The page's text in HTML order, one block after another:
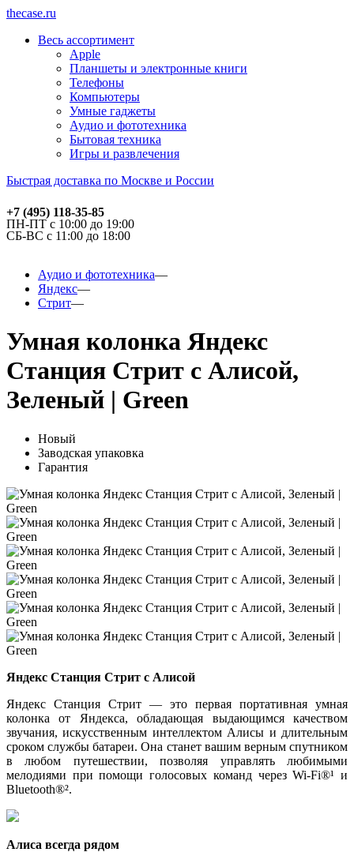
thecase.ru
Весь ассортимент
Apple
Планшеты и электронные книги
Телефоны
Компьютеры
Умные гаджеты
Аудио и фототехника
Бытовая техника
Игры и развлечения
Быстрая доставка по Москве и России
+7 (495) 118-35-85
ПН-ПТ с 10:00 до 19:00
СБ-ВС с 11:00 до 18:00
Аудио и фототехника
Яндекс
Стрит
Умная колонка Яндекс
Станция Стрит с Алисой,
Зеленый | Green
Новый
Заводская упаковка
Гарантия
Яндекс Станция Стрит с Алисой
Яндекс Станция Стрит — это первая портативная умная
колонка от Яндекса, обладающая выдающимся качеством
звучания, искусственным интеллектом Алисы и длительным
сроком службы батареи. Она станет вашим верным спутником
в любом путешествии, позволяя управлять любимыми
мелодиями при помощи голосовых команд через Wi-Fi®︎¹ и
Bluetooth®︎².
Алиса всегда рядом